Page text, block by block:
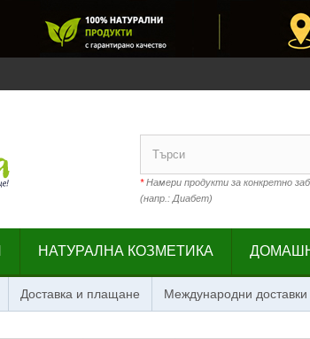
*Намери продукти за конкретно
(напр.: Диабет)
НАТУРАЛНА КОЗМЕТИКА
Доставка и плащане Международни доставки